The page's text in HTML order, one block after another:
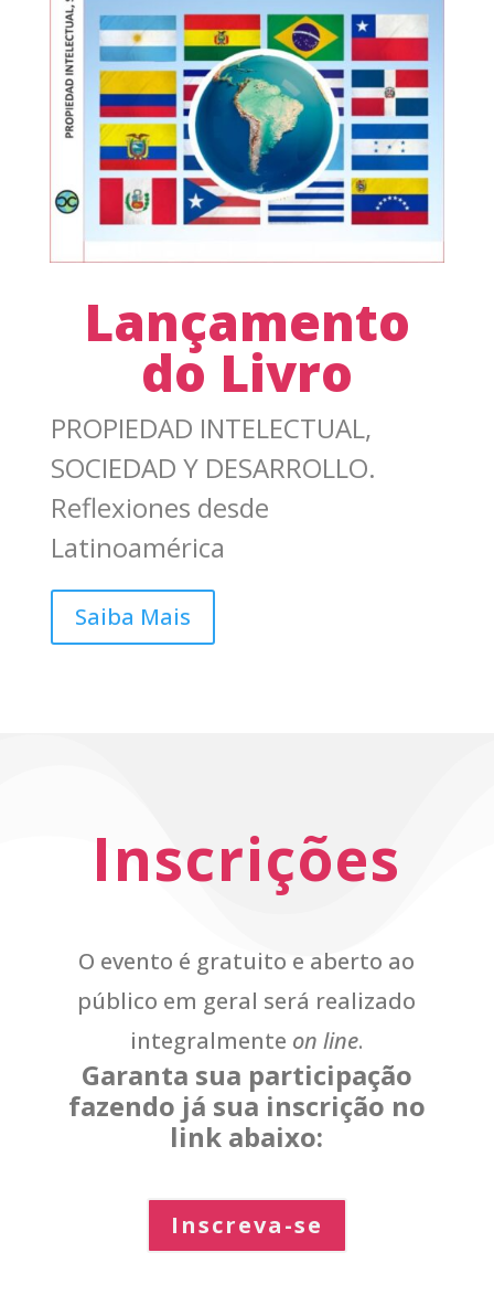
Lançamento
do Livro
PROPIEDAD INTELECTUAL,
SOCIEDAD Y DESARROLLO.
Reflexiones desde
Latinoamérica
Saiba Mais
Inscrições
O evento é gratuito e aberto ao
público em geral será realizado
integralmente on line.
Garanta sua participação
fazendo já sua inscrição no
link abaixo:
Inscreva-se